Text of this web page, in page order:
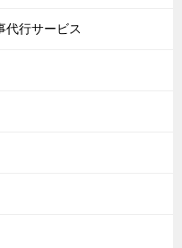
代行サービス